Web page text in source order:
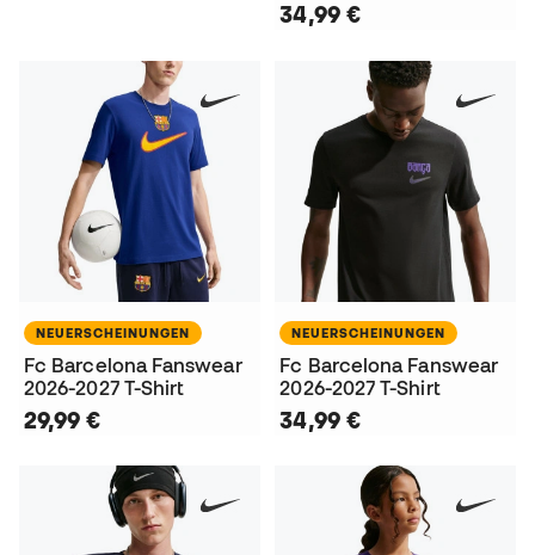
34,99 €
NEUERSCHEINUNGEN
Fc Barcelona Fanswear
2026-2027 T-Shirt
29,99 €
NEUERSCHEINUNGEN
Fc Barcelona Fanswear
2026-2027 T-Shirt
34,99 €